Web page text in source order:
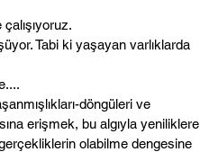
Tabi ki yaşayan varlıklarda
döngüleri ve
erişmek, bu algıyla yeniliklere
olabilme dengesine